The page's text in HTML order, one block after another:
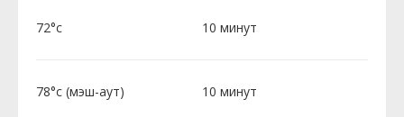
72°c 10 минут
78°c (мэш-аут) 10 минут